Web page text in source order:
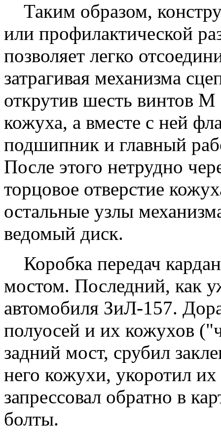
Таким образом,
или профилактической
позволяет легко
затрагивая механизма
открутив шесть винтов
кожуха, а вместе с ней
подшипник и главный
После этого нетрудно
торцовое отверстие
остальные узлы
ведомый диск.
Коробка передач
мостом. Последний, как
автомобиля ЗиЛ-157.
полуосей и их кожухов
задний мост, срубил
него кожухи, укоротил
запрессовал обратно в
болты.